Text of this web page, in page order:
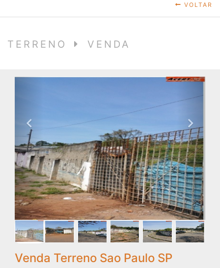
VOLTAR
TERRENO VENDA
Venda Terreno Sao Paulo SP